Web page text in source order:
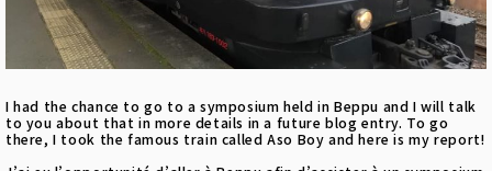
I had the chance to go to a symposium held in Beppu and I will talk
to you about that in more details in a future blog entry. To go
there, I took the famous train called Aso Boy and here is my report!